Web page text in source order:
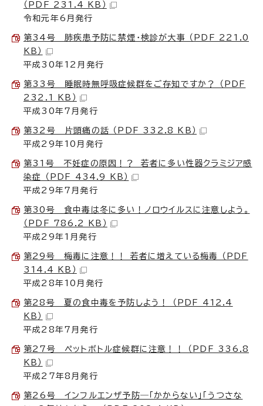
（PDF 231.4 KB）
令和元年6月発行
第34号 肺疾患予防に禁煙・検診が大事 （PDF 221.0
KB）
平成30年12月発行
第33号 睡眠時無呼吸症候群をご存知ですか？ （PDF
232.1 KB）
平成30年7月発行
第32号 片頭痛の話 （PDF 332.8 KB）
平成29年10月発行
第31号 不妊症の原因！？ 若者に多い性器クラミジア感
染症 （PDF 434.9 KB）
平成29年7月発行
第30号 食中毒は冬に多い！ノロウイルスに注意しよう。
（PDF 786.2 KB）
平成29年1月発行
第29号 梅毒に注意！！ 若者に増えている梅毒 （PDF
314.4 KB）
平成28年10月発行
第28号 夏の食中毒を予防しよう！ （PDF 412.4
KB）
平成28年7月発行
第27号 ペットボトル症候群に注意！！ （PDF 336.8
KB）
平成27年8月発行
第26号 インフルエンザ予防―「かからない」「うつさな